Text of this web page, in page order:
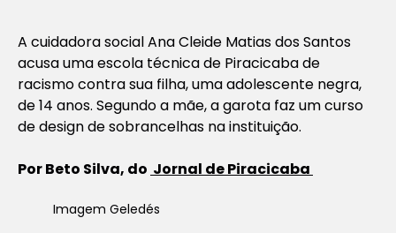
A cuidadora social Ana Cleide Matias dos Santos
acusa uma escola técnica de Piracicaba de
racismo contra sua filha, uma adolescente negra,
de 14 anos. Segundo a mãe, a garota faz um curso
de design de sobrancelhas na instituição.
Por Beto Silva, do Jornal de Piracicaba
Imagem Geledés